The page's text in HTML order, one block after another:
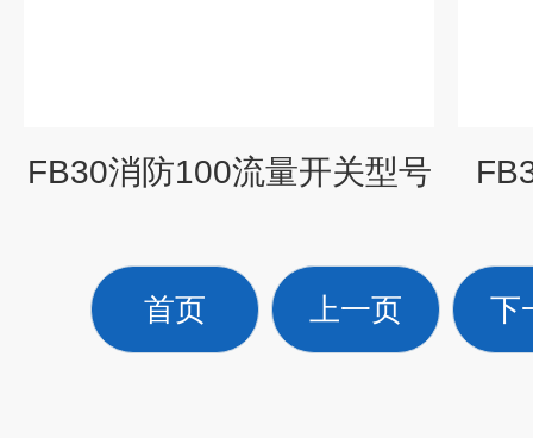
FB30消防100流量开关型号
首页 上一页 下